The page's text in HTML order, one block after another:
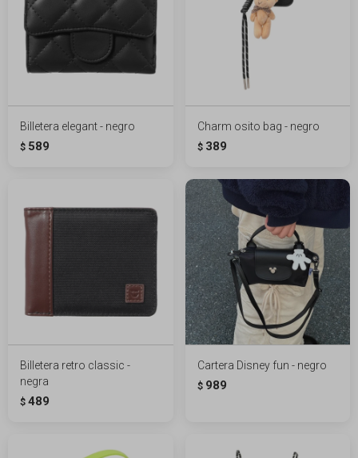
Billetera elegant - negro
$ 589
Charm osito bag - negro
$ 389
Billetera retro classic -
negra
$ 489
Cartera Disney fun - negro
$ 989